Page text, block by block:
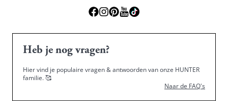
Heb je nog vragen?
Hier vind je populaire vragen & antwoorden van onze HUNTER
familie.🥰
Naar de FAQ's